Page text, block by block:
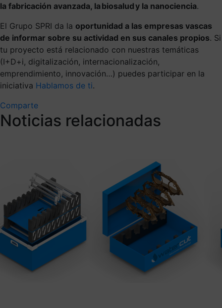
la fabricación avanzada, la biosalud y la nanociencia.
El Grupo SPRI da la oportunidad a las empresas vascas
de informar sobre su actividad en sus canales propios. Si
tu proyecto está relacionado con nuestras temáticas
(I+D+i, digitalización, internacionalización,
emprendimiento, innovación…) puedes participar en la
iniciativa Hablamos de ti.
Comparte
Noticias relacionadas